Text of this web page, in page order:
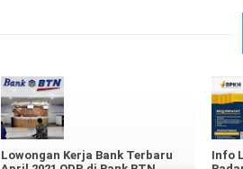
Lowongan Kerja Bank Terbaru
Info